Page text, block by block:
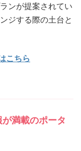
ンが提案されてい
ジする際の土台と
こちら
満載のポータ